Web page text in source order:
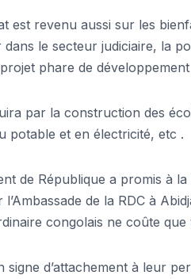
est revenu aussi sur les
le secteur judiciaire, la
phare de
par la construction des
potable et en électricité, etc .
de République a promis à
l’Ambassade de la RDC à
congolais ne coûte que
signe d’attachement à leur